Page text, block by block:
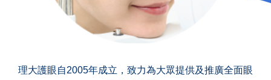
理大護眼自2005年成立，致力為大眾提供及推廣全面眼